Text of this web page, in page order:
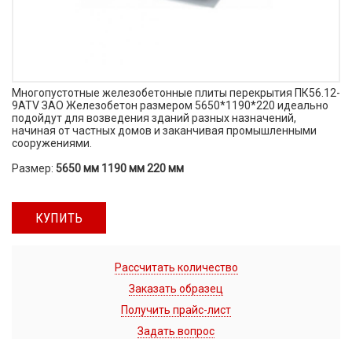
Многопустотные железобетонные плиты перекрытия ПК56.12-
9АТV ЗАО Железобетон размером 5650*1190*220 идеально
подойдут для возведения зданий разных назначений,
начиная от частных домов и заканчивая промышленными
сооружениями.
Размер: 5650 мм 1190 мм 220 мм
КУПИТЬ
Рассчитать количество
Заказать образец
Получить прайс-лист
Задать вопрос